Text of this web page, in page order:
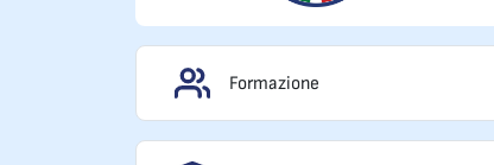
Formazione